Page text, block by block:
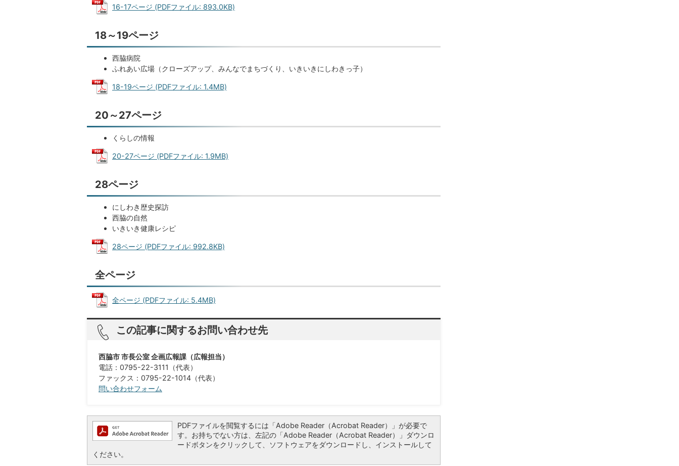
16-17ページ (PDFファイル: 893.0KB)
18～19ページ
西脇病院
ふれあい広場（クローズアップ、みんなでまちづくり、いきいきにしわきっ子）
18-19ページ (PDFファイル: 1.4MB)
20～27ページ
くらしの情報
20-27ページ (PDFファイル: 1.9MB)
28ページ
にしわき歴史探訪
西脇の自然
いきいき健康レシピ
28ページ (PDFファイル: 992.8KB)
全ページ
全ページ (PDFファイル: 5.4MB)
この記事に関するお問い合わせ先
西脇市 市長公室 企画広報課（広報担当）
電話：0795-22-3111（代表）
ファックス：0795-22-1014（代表）
問い合わせフォーム
PDFファイルを閲覧するには「Adobe Reader（Acrobat Reader）」が必要で
す。お持ちでない方は、左記の「Adobe Reader（Acrobat Reader）」ダウンロ
ードボタンをクリックして、ソフトウェアをダウンロードし、インストールして
ください。